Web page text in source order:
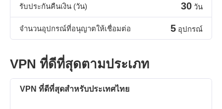
รับประกันคืนเงิน (วัน) 30 วัน
จำนวนอุปกรณ์ที่อนุญาตให้เชื่อมต่อ 5 อุปกรณ์
VPN ที่ดีที่สุดตามประเภท
VPN ที่ดีที่สุดสำหรับประเทศไทย